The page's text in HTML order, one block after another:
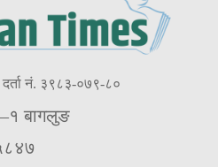
नं. ३९८३-०७९-८०
बागलुङ